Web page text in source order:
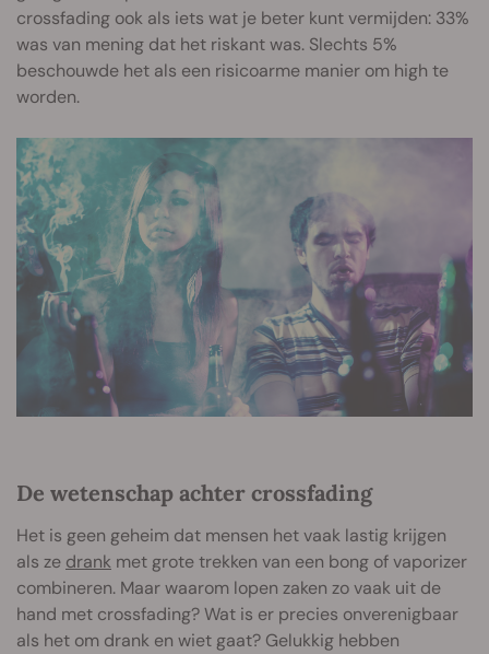
crossfading ook als iets wat je beter kunt vermijden: 33%
was van mening dat het riskant was. Slechts 5%
beschouwde het als een risicoarme manier om high te
worden.
De wetenschap achter crossfading
Het is geen geheim dat mensen het vaak lastig krijgen
als ze drank met grote trekken van een bong of vaporizer
combineren. Maar waarom lopen zaken zo vaak uit de
hand met crossfading? Wat is er precies onverenigbaar
als het om drank en wiet gaat? Gelukkig hebben